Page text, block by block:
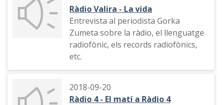
Ràdio Valira - La vida
Entrevista al periodista Gorka
Zumeta sobre la ràdio, el llenguatge
radiofònic, els records radiofònics,
etc.
2018-09-20
Ràdio 4 - El matí a Ràdio 4